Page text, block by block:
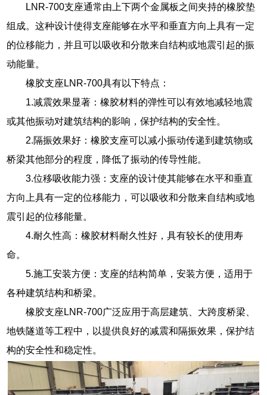
LNR-700支座通常由上下两个金属板之间夹持的橡胶垫
组成。这种设计使得支座能够在水平和垂直方向上具有一定
的位移能力，并且可以吸收和分散来自结构或地震引起的振
动能量。
橡胶支座LNR-700具有以下特点：
1.减震效果显著：橡胶材料的弹性可以有效地减轻地震
或其他振动对建筑结构的影响，保护结构的安全性。
2.隔振效果好：橡胶支座可以减小振动传递到建筑物或
桥梁其他部分的程度，降低了振动的传导性能。
3.位移吸收能力强：支座的设计使其能够在水平和垂直
方向上具有一定的位移能力，可以吸收和分散来自结构或地
震引起的位移能量。
4.耐久性高：橡胶材料耐久性好，具有较长的使用寿
命。
5.施工安装方便：支座的结构简单，安装方便，适用于
各种建筑结构和桥梁。
橡胶支座LNR-700广泛应用于高层建筑、大跨度桥梁、
地铁隧道等工程中，以提供良好的减震和隔振效果，保护结
构的安全性和稳定性。